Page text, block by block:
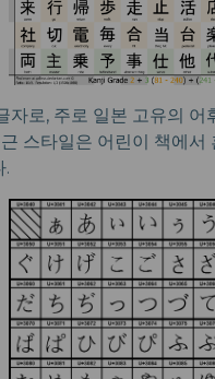
자로, 주로 일본 고유의
스타일은 어린이 책에
.